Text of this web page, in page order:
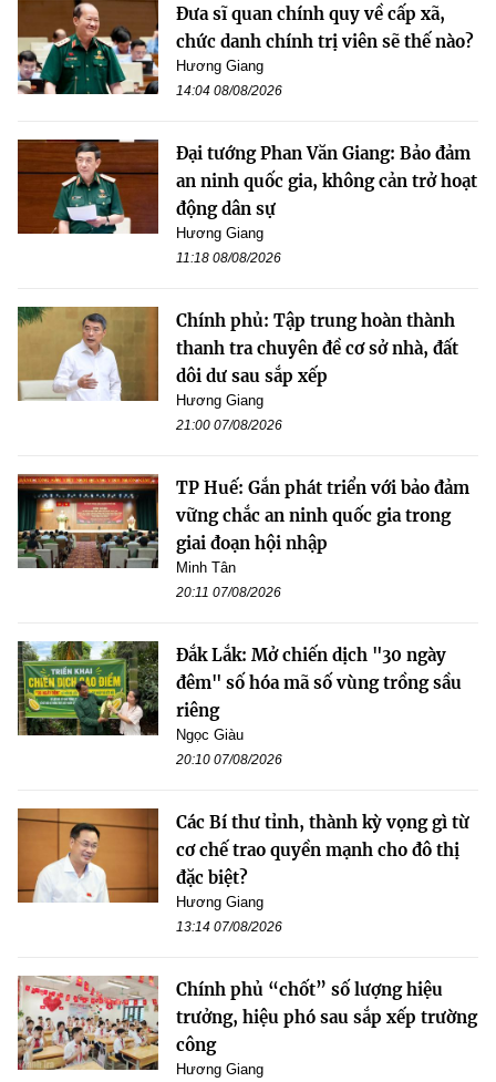
Đưa sĩ quan chính quy về cấp xã,
chức danh chính trị viên sẽ thế nào?
Hương Giang
14:04 08/08/2026
Đại tướng Phan Văn Giang: Bảo đảm
an ninh quốc gia, không cản trở hoạt
động dân sự
Hương Giang
11:18 08/08/2026
Chính phủ: Tập trung hoàn thành
thanh tra chuyên đề cơ sở nhà, đất
dôi dư sau sắp xếp
Hương Giang
21:00 07/08/2026
TP Huế: Gắn phát triển với bảo đảm
vững chắc an ninh quốc gia trong
giai đoạn hội nhập
Minh Tân
20:11 07/08/2026
Đắk Lắk: Mở chiến dịch "30 ngày
đêm" số hóa mã số vùng trồng sầu
riêng
Ngọc Giàu
20:10 07/08/2026
Các Bí thư tỉnh, thành kỳ vọng gì từ
cơ chế trao quyền mạnh cho đô thị
đặc biệt?
Hương Giang
13:14 07/08/2026
Chính phủ “chốt” số lượng hiệu
trưởng, hiệu phó sau sắp xếp trường
công
Hương Giang